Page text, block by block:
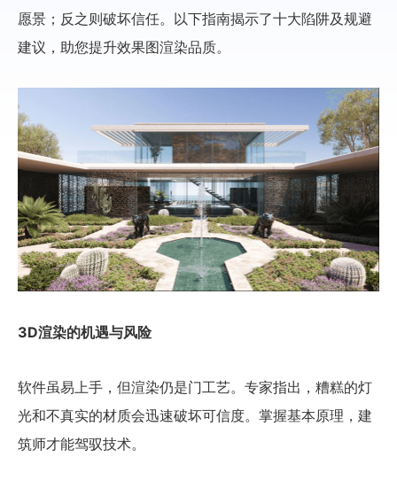
愿景；反之则破坏信任。以下指南揭示了十大陷阱及规避
建议，助您提升效果图渲染品质。
3D渲染的机遇与风险
软件虽易上手，但渲染仍是门工艺。专家指出，糟糕的灯
光和不真实的材质会迅速破坏可信度。掌握基本原理，建
筑师才能驾驭技术。